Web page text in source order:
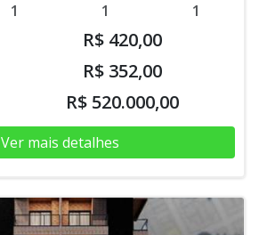
1 1 1
R$ 420,00
R$ 352,00
R$ 520.000,00
Ver mais detalhes